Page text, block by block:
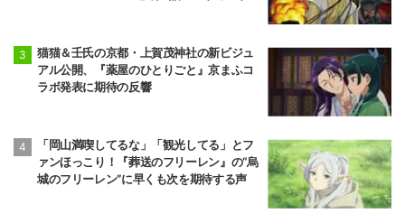
猫猫＆壬氏の京都・上賀茂神社の新ビジュ
アル公開、『薬屋のひとりごと』京まふコ
ラボ発表に期待の反響
「岡山満喫してるな」「観光してる」とフ
ァンほっこり！『葬送のフリーレン』の“烏
城のフリーレン”に早くも次を期待する声